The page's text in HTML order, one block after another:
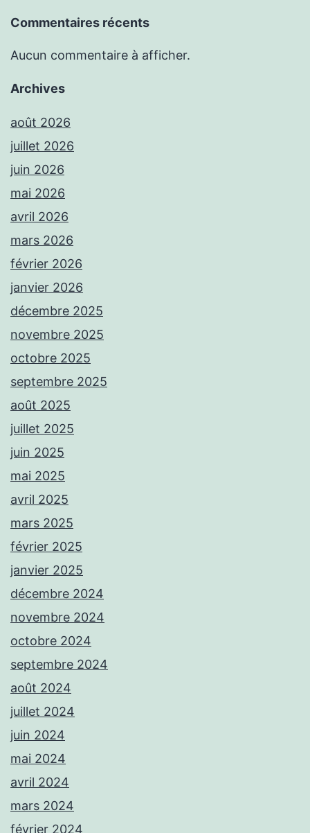
Commentaires récents
Aucun commentaire à afficher.
Archives
août 2026
juillet 2026
juin 2026
mai 2026
avril 2026
mars 2026
février 2026
janvier 2026
décembre 2025
novembre 2025
octobre 2025
septembre 2025
août 2025
juillet 2025
juin 2025
mai 2025
avril 2025
mars 2025
février 2025
janvier 2025
décembre 2024
novembre 2024
octobre 2024
septembre 2024
août 2024
juillet 2024
juin 2024
mai 2024
avril 2024
mars 2024
février 2024